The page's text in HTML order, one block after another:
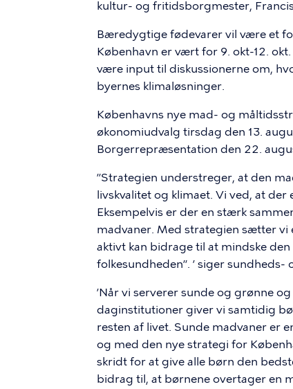
kultur- og fritidsborgmester,
Bæredygtige fødevarer vil være et
København er vært for 9. okt-12.
være input til diskussionerne om,
byernes klimaløsninger.
Københavns nye mad- og
økonomiudvalg tirsdag den 13.
Borgerrepræsentation den 22.
”Strategien understreger, at den
livskvalitet og klimaet. Vi ved, at
Eksempelvis er der en stærk
madvaner. Med strategien sætter
aktivt kan bidrage til at mindske
folkesundheden”. ’ siger
’Når vi serverer sunde og grønne
daginstitutioner giver vi samtidig
resten af livet. Sunde madvaner er
og med den nye strategi for
skridt for at give alle børn den
bidrag til, at børnene overtager en